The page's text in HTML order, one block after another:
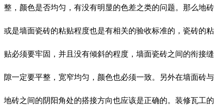
整，颜色是否均匀，有没有明显的色差之类的问题。那么地砖
或是墙面瓷砖的粘贴程度也是有相关的验收标准的，瓷砖的粘
贴必须要牢固，并且没有倾斜的程度，墙面瓷砖之间的衔接缝
隙一定要平整，宽窄均匀，颜色也必须一致。另外在墙面砖与
地砖之间的阴阳角处的搭接方向也应该是正确的。装修瓦工的